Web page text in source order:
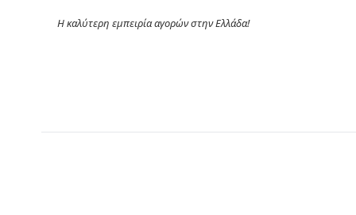
Η καλύτερη εμπειρία αγορών στην Ελλάδα!